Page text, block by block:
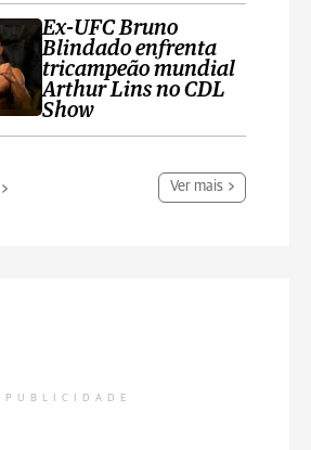
Ex-UFC Bruno
Blindado enfrenta
tricampeão mundial
Arthur Lins no CDL
Show
Ver mais
PUBLICIDADE